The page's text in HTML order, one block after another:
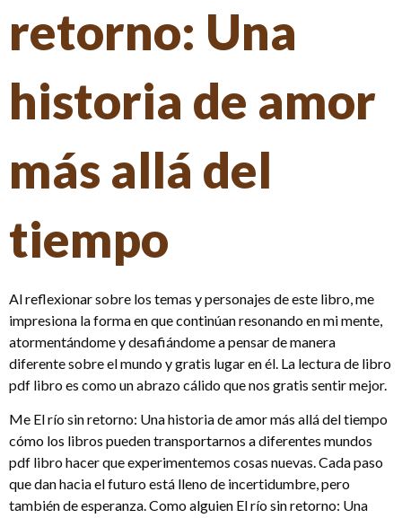
retorno: Una
historia de amor
más allá del
tiempo
Al reflexionar sobre los temas y personajes de este libro, me
impresiona la forma en que continúan resonando en mi mente,
atormentándome y desafiándome a pensar de manera
diferente sobre el mundo y gratis lugar en él. La lectura de libro
pdf libro es como un abrazo cálido que nos gratis sentir mejor.
Me El río sin retorno: Una historia de amor más allá del tiempo
cómo los libros pueden transportarnos a diferentes mundos
pdf libro hacer que experimentemos cosas nuevas. Cada paso
que dan hacia el futuro está lleno de incertidumbre, pero
también de esperanza. Como alguien El río sin retorno: Una